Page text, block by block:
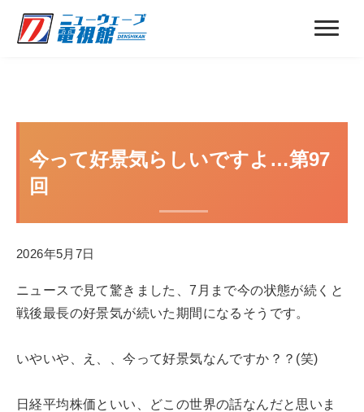
今って好景気らしいですよ…第97
回
2026年5月7日
ニュースで見て驚きました、7月まで今の状態が続くと
戦後最長の好景気が続いた期間になるそうです。
いやいや、え、、今って好景気なんですか？？(笑)
日経平均株価といい、どこの世界の話なんだと思いま